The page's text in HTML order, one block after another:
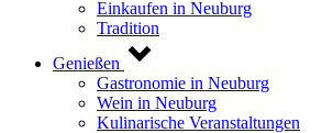
Einkaufen in Neuburg
Tradition
Genießen
Gastronomie in Neuburg
Wein in Neuburg
Kulinarische Veranstaltungen